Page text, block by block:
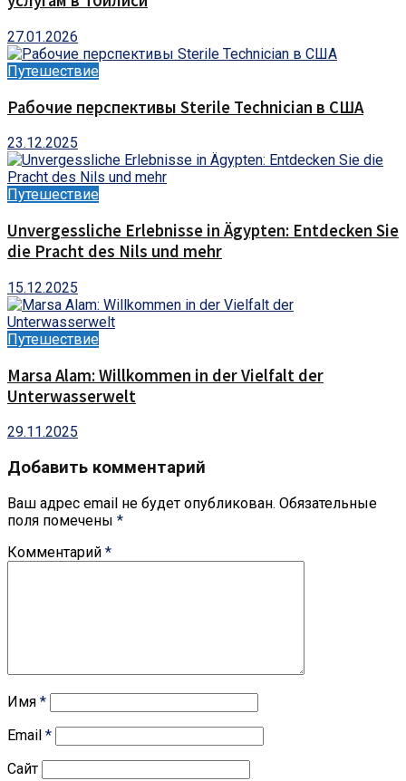
27.01.2026
Путешествие
Рабочие перспективы Sterile Technician в США
23.12.2025
Путешествие
Unvergessliche Erlebnisse in Ägypten: Entdecken Sie
die Pracht des Nils und mehr
15.12.2025
Путешествие
Marsa Alam: Willkommen in der Vielfalt der
Unterwasserwelt
29.11.2025
Добавить комментарий
Ваш адрес email не будет опубликован. Обязательные
поля помечены *
Комментарий *
Имя *
Email *
Сайт